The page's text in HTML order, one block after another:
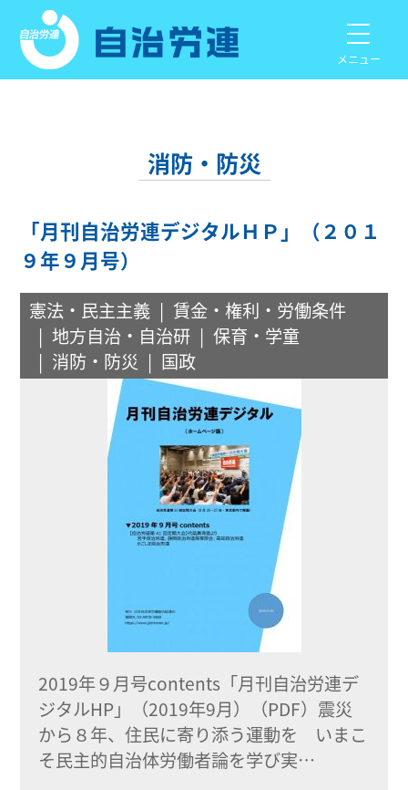
メニュー
消防・防災
「月刊自治労連デジタルＨＰ」（２０１
９年９月号）
憲法・民主主義
賃金・権利・労働条件
地方自治・自治研
保育・学童
消防・防災
国政
2019年９月号contents「月刊自治労連デ
ジタルHP」（2019年9月）（PDF）震災
から８年、住民に寄り添う運動を いまこ
そ民主的自治体労働者論を学び実…